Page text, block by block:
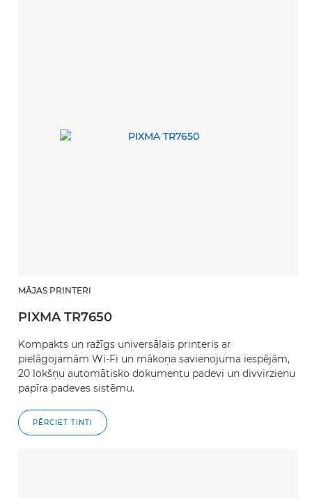
MĀJAS PRINTERI
PIXMA TR7650
Kompakts un ražīgs universālais printeris ar
pielāgojamām Wi-Fi un mākoņa savienojuma iespējām,
20 lokšņu automātisko dokumentu padevi un divvirzienu
papīra padeves sistēmu.
PĒRCIET TINTI